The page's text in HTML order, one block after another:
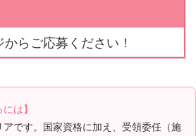
らご応募ください！
は】
です。国家資格に加え、受領委任（施